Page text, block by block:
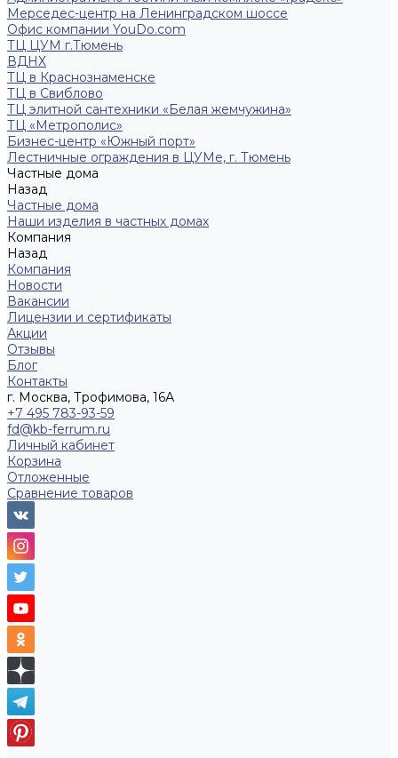
Мерседес-центр на Ленинградском шоссе
Офис компании YouDo.com
ТЦ ЦУМ г.Тюмень
ВДНХ
ТЦ в Краснознаменске
ТЦ в Свиблово
ТЦ элитной сантехники «Белая жемчужина»
ТЦ «Метрополис»
Бизнес-центр «Южный порт»
Лестничные ограждения в ЦУМе, г. Тюмень
Частные дома
Назад
Частные дома
Наши изделия в частных домах
Компания
Назад
Компания
Новости
Вакансии
Лицензии и сертификаты
Акции
Отзывы
Блог
Контакты
г. Москва, Трофимова, 16А
+7 495 783-93-59
fd@kb-ferrum.ru
Личный кабинет
Корзина
Отложенные
Сравнение товаров